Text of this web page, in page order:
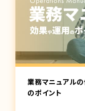
業務マニュアル
のポイント